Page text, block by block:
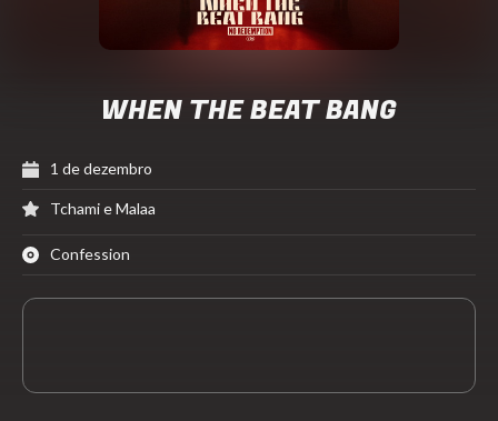
WHEN THE BEAT BANG
1 de dezembro
Tchami e Malaa
Confession